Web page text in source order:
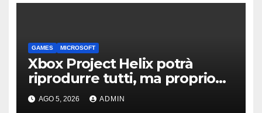
GAMES MICROSOFT
Xbox Project Helix potrà
riprodurre tutti, ma proprio
tutti, i giochi per Xbox usciti
finora?
AGO 5, 2026 ADMIN